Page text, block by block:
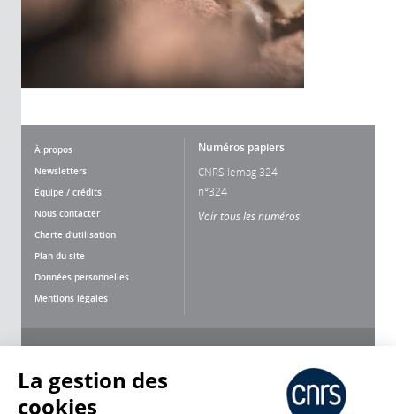
À propos
Newsletters
Équipe / crédits
Nous contacter
Charte d'utilisation
Plan du site
Données personnelles
Mentions légales
Numéros papiers
CNRS lemag 324
n°324
Voir tous les numéros
La gestion des
cookies